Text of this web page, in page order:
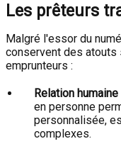
Les prêteurs
Malgré l'essor du
conservent des
emprunteurs :
Relation
en personne
personnalisée,
complexes.